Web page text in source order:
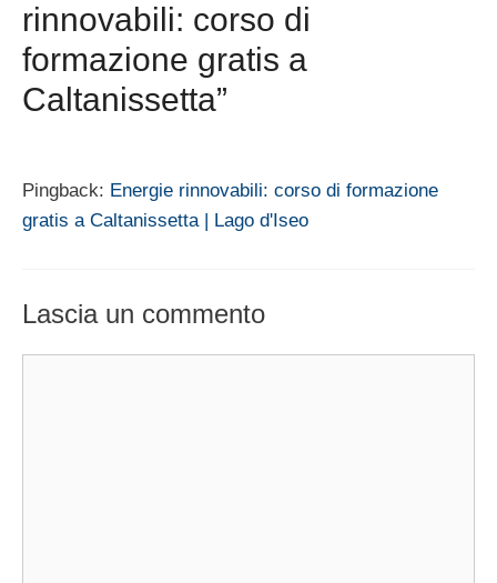
rinnovabili: corso di
formazione gratis a
Caltanissetta”
Pingback: Energie rinnovabili: corso di formazione
gratis a Caltanissetta | Lago d'Iseo
Lascia un commento